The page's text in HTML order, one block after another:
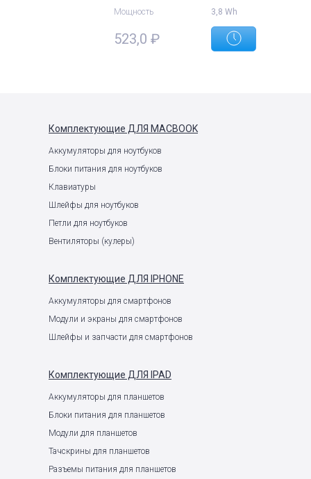
Мощность
3,8 Wh
523,0 ₽
Комплектующие ДЛЯ MACBOOK
Аккумуляторы для ноутбуков
Блоки питания для ноутбуков
Клавиатуры
Шлейфы для ноутбуков
Петли для ноутбуков
Вентиляторы (кулеры)
Комплектующие ДЛЯ IPHONE
Аккумуляторы для смартфонов
Модули и экраны для смартфонов
Шлейфы и запчасти для смартфонов
Комплектующие ДЛЯ IPAD
Аккумуляторы для планшетов
Блоки питания для планшетов
Модули для планшетов
Тачскрины для планшетов
Разъемы питания для планшетов